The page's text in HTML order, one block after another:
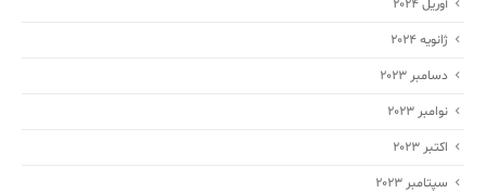
آوریل 2024
ژانویه 2024
دسامبر 2023
نوامبر 2023
اکتبر 2023
سپتامبر 2023